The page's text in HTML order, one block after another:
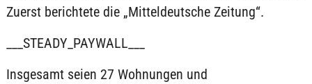
Zuerst berichtete die „Mitteldeutsche Zeitung“.
___STEADY_PAYWALL___
Insgesamt seien 27 Wohnungen und